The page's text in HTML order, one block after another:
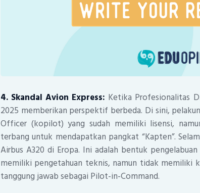
4. Skandal Avion Express: Ketika Profesionalitas
2025 memberikan perspektif berbeda. Di sini,
Officer (kopilot) yang sudah memiliki lisensi,
terbang untuk mendapatkan pangkat “Kapten”.
Airbus A320 di Eropa. Ini adalah bentuk
memiliki pengetahuan teknis, namun tidak memiliki
tanggung jawab sebagai Pilot-in-Command.